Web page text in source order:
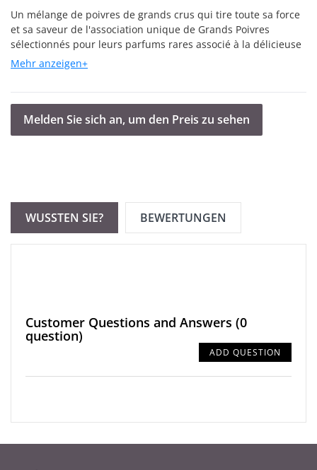
Un mélange de poivres de grands crus qui tire toute sa force
et sa saveur de l'association unique de Grands Poivres
sélectionnés pour leurs parfums rares associé à la délicieuse
rose de damas. Il sublime à merveille les viandes rouges et
les légumes. Il sera tout simplement époustouflant sur
l'agneau ou sur un foie gras poêlé, un toast. A ne pas
manquer !
Mehr anzeigen+
Melden Sie sich an, um den Preis zu sehen
WUSSTEN SIE? BEWERTUNGEN
Customer Questions and Answers (0
question)
ADD QUESTION